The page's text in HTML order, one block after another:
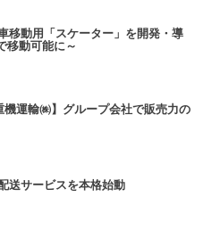
移動用「スケーター」を開発・導
移動可能に～
機運輸㈱】グループ会社で販売力の
送サービスを本格始動